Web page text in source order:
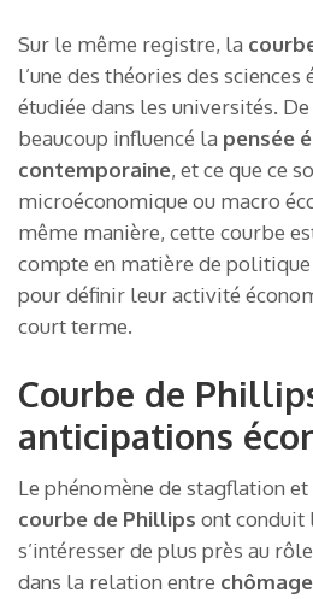
Sur le même registre, la
l’une des théories des
étudiée dans les universités.
beaucoup influencé la pensée
contemporaine, et ce que ce
microéconomique ou macro
même manière, cette courbe
compte en matière de
pour définir leur activité
court terme.
Courbe de
anticipations
Le phénomène de stagflation
courbe de Phillips ont conduit
s’intéresser de plus près au
dans la relation entre